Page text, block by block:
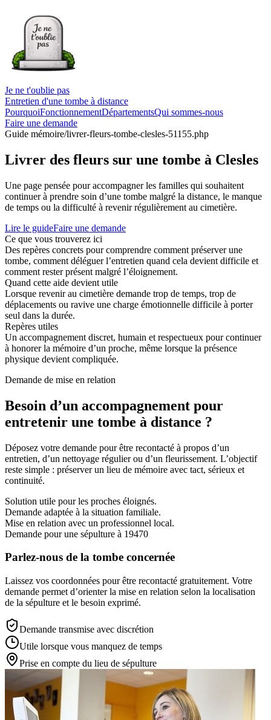
Je ne t'oublie pas
Entretien d'une tombe à distance
PourquoiFonctionnementDépartementsQui sommes-nous
Faire une demande
Guide mémoire/livrer-fleurs-tombe-clesles-51155.php
Livrer des fleurs sur une tombe à Clesles
Une page pensée pour accompagner les familles qui souhaitent
continuer à prendre soin d’une tombe malgré la distance, le manque
de temps ou la difficulté à revenir régulièrement au cimetière.
Lire le guideFaire une demande
Ce que vous trouverez ici
Des repères concrets pour comprendre comment préserver une
tombe, comment déléguer l’entretien quand cela devient difficile et
comment rester présent malgré l’éloignement.
Quand cette aide devient utile
Lorsque revenir au cimetière demande trop de temps, trop de
déplacements ou ravive une charge émotionnelle difficile à porter
seul dans la durée.
Repères utiles
Un accompagnement discret, humain et respectueux pour continuer
à honorer la mémoire d’un proche, même lorsque la présence
physique devient compliquée.
Demande de mise en relation
Besoin d’un accompagnement pour
entretenir une tombe à distance ?
Déposez votre demande pour être recontacté à propos d’un
entretien, d’un nettoyage régulier ou d’un fleurissement. L’objectif
reste simple : préserver un lieu de mémoire avec tact, sérieux et
continuité.
Solution utile pour les proches éloignés.
Demande adaptée à la situation familiale.
Mise en relation avec un professionnel local.
Demande pour une sépulture à 19470
Parlez-nous de la tombe concernée
Laissez vos coordonnées pour être recontacté gratuitement. Votre
demande permet d’orienter la mise en relation selon la localisation
de la sépulture et le besoin exprimé.
Demande transmise avec discrétion
Utile lorsque vous manquez de temps
Prise en compte du lieu de sépulture